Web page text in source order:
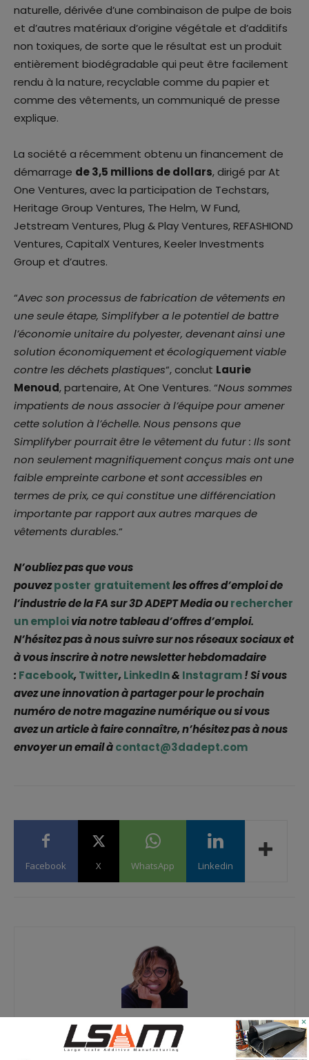
naturelle, dérivée d’une combinaison de pulpe de bois
et d’autres matériaux d’origine végétale et d’additifs
non toxiques, de sorte que le résultat est un produit
entièrement biodégradable qui peut être facilement
rendu à la nature, recyclable comme du papier et
comme des vêtements, un communiqué de presse
explique.
La société a récemment obtenu un financement de
démarrage de 3,5 millions de dollars, dirigé par At
One Ventures, avec la participation de Techstars,
Heritage Group Ventures, The Helm, W Fund,
Jetstream Ventures, Plug & Play Ventures, REFASHIOND
Ventures, CapitalX Ventures, Keeler Investments
Group et d’autres.
“Avec son processus de fabrication de vêtements en
une seule étape, Simplifyber a le potentiel de battre
l’économie unitaire du polyester, devenant ainsi une
solution économiquement et écologiquement viable
contre les déchets plastiques“, conclut Laurie
Menoud, partenaire, At One Ventures. “Nous sommes
impatients de nous associer à l’équipe pour amener
cette solution à l’échelle. Nous pensons que
Simplifyber pourrait être le vêtement du futur : Ils sont
non seulement magnifiquement conçus mais ont une
faible empreinte carbone et sont accessibles en
termes de prix, ce qui constitue une différenciation
importante par rapport aux autres marques de
vêtements durables.“
N’oubliez pas que vous
pouvezposter gratuitementles offres d’emploi de
l’industrie de la FA sur 3D ADEPT Media ourechercher
un emploivia notre tableau d’offres d’emploi.
N’hésitez pas à nous suivre sur nos réseaux sociaux et
à vous inscrire à notre newsletter hebdomadaire
: Facebook,Twitter,LinkedIn& Instagram! Si vous
avez une innovation à partager pour le prochain
numéro de notre magazine numérique ou si vous
avez un article à faire connaître, n’hésitez pas à nous
envoyer un email àcontact@3dadept.com
Facebook X WhatsApp Linkedin
Kety S.
https://additive-talks.com/
×